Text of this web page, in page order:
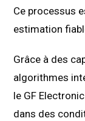
Ce processus
estimation
Grâce à des
algorithmes
le GF
dans des